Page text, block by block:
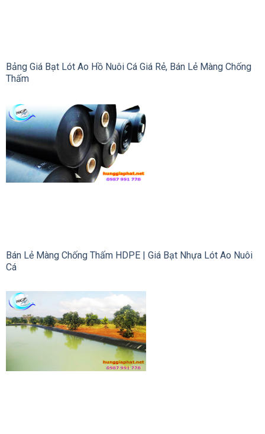
Bảng Giá Bạt Lót Ao Hồ Nuôi Cá Giá Rẻ, Bán Lẻ Màng Chống
Thấm
Bán Lẻ Màng Chống Thấm HDPE | Giá Bạt Nhựa Lót Ao Nuôi
Cá